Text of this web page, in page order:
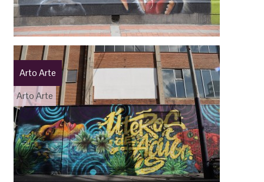
Arto Arte
Arto Arte